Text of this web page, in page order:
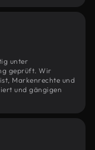
unter
geprüft. Wir
Markenrechte und
und gängigen